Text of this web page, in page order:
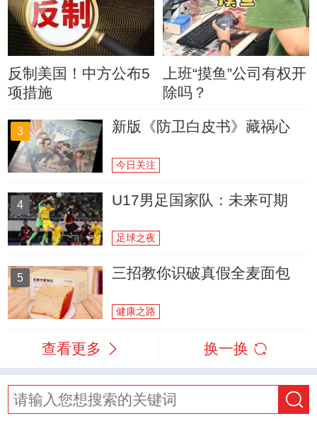
反制美国！中方公布5
项措施
上班“摸鱼”公司有权开
除吗？
3 新版《防卫白皮书》藏祸心
今日关注
4 U17男足国家队：未来可期
足球之夜
5 三招教你识破真假全麦面包
健康之路
查看更多 换一换